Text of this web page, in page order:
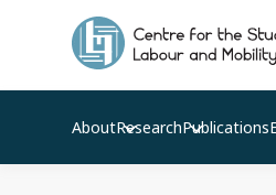
AboutResearchPublications